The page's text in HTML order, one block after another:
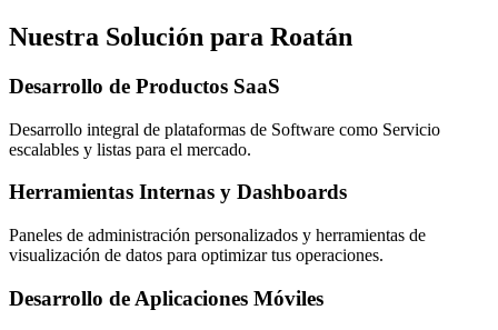
Nuestra Solución para Roatán
Desarrollo de Productos SaaS
Desarrollo integral de plataformas de Software como Servicio
escalables y listas para el mercado.
Herramientas Internas y Dashboards
Paneles de administración personalizados y herramientas de
visualización de datos para optimizar tus operaciones.
Desarrollo de Aplicaciones Móviles